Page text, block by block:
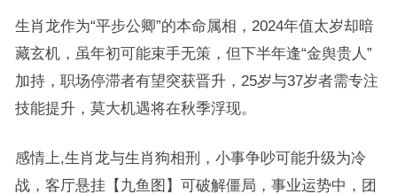
生肖龙作为“平步公卿”的本命属相，2024年值太岁却暗
藏玄机，虽年初可能束手无策，但下半年逢“金舆贵人”
加持，职场停滞者有望突获晋升，25岁与37岁者需专注
技能提升，莫大机遇将在秋季浮现。
感情上,生肖龙与生肖狗相刑，小事争吵可能升级为冷
战，客厅悬挂【九鱼图】可破解僵局，事业运势中，团